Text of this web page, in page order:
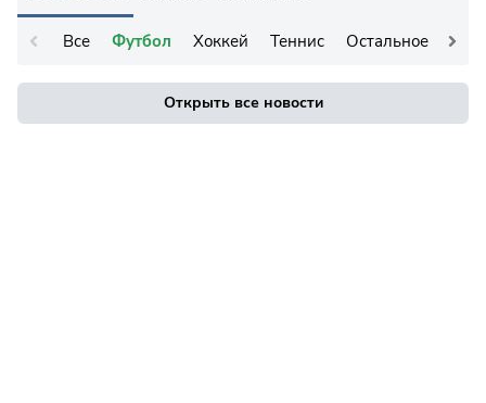
Все Футбол Хоккей Теннис Остальное
Открыть все новости